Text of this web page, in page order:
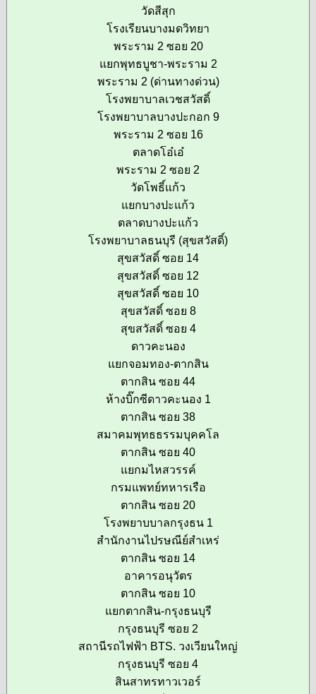
วัดสีสุก
โรงเรียนบางมดวิทยา
พระราม 2 ซอย 20
แยกพุทธบูชา-พระราม 2
พระราม 2 (ด่านทางด่วน)
โรงพยาบาลเวชสวัสดิ์
โรงพยาบาลบางปะกอก 9
พระราม 2 ซอย 16
ตลาดโอ๋เอ๋
พระราม 2 ซอย 2
วัดโพธิ์แก้ว
แยกบางปะแก้ว
ตลาดบางปะแก้ว
โรงพยาบาลธนบุรี (สุขสวัสดิ์)
สุขสวัสดิ์ ซอย 14
สุขสวัสดิ์ ซอย 12
สุขสวัสดิ์ ซอย 10
สุขสวัสดิ์ ซอย 8
สุขสวัสดิ์ ซอย 4
ดาวคะนอง
แยกจอมทอง-ตากสิน
ตากสิน ซอย 44
ห้างบิ๊กซีดาวคะนอง 1
ตากสิน ซอย 38
สมาคมพุทธธรรมบุคคโล
ตากสิน ซอย 40
แยกมไหสวรรค์
กรมแพทย์ทหารเรือ
ตากสิน ซอย 20
โรงพยาบบาลกรุงธน 1
สำนักงานไปรษณีย์สำเหร่
ตากสิน ซอย 14
อาคารอนุวัตร
ตากสิน ซอย 10
แยกตากสิน-กรุงธนบุรี
กรุงธนบุรี ซอย 2
สถานีรถไฟฟ้า BTS. วงเวียนใหญ่
กรุงธนบุรี ซอย 4
สินสาทรทาวเวอร์